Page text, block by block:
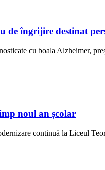
îngrijire destinat
cu boala Alzheimer,
noul an școlar
continuă la Liceul